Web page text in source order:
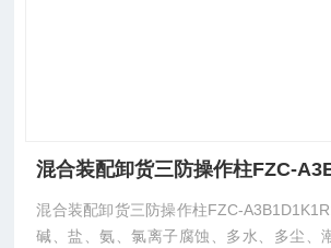
混合装配卸货三防操作柱FZC-
混合装配卸货三防操作柱FZC-A3B1D1K1R1 适用于强酸
碱、盐、氨、氯离子腐蚀、多水、多尘、